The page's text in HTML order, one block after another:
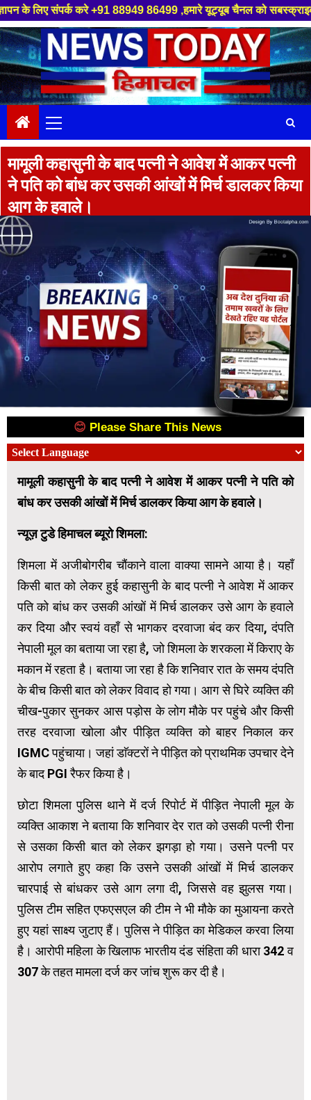
करे +91 88949 86499 ,हमारे यूट्यूब चैनल को सबस्क्राइब करें, साथ
Skip
to
content
Menu
मामूली कहासुनी के बाद पत्नी ने आवेश में आकर पत्नी
ने पति को बांध कर उसकी आंखों में मिर्च डालकर किया
आग के हवाले।
😊 Please Share This News
मामूली कहासुनी के बाद पत्नी ने आवेश में आकर पत्नी ने पति को
बांध कर उसकी आंखों में मिर्च डालकर किया आग के हवाले।
न्यूज़ टुडे हिमाचल ब्यूरो शिमला:
शिमला में अजीबोगरीब चौंकाने वाला वाक्या सामने आया है। यहाँ
किसी बात को लेकर हुई कहासुनी के बाद पत्नी ने आवेश में आकर
पति को बांध कर उसकी आंखों में मिर्च डालकर उसे आग के हवाले
कर दिया और स्वयं वहाँ से भागकर दरवाजा बंद कर दिया, दंपति
नेपाली मूल का बताया जा रहा है, जो शिमला के शरकला में किराए के
मकान में रहता है। बताया जा रहा है कि शनिवार रात के समय दंपति
के बीच किसी बात को लेकर विवाद हो गया। आग से घिरे व्यक्ति की
चीख-पुकार सुनकर आस पड़ोस के लोग मौके पर पहुंचे और किसी
तरह दरवाजा खोला और पीड़ित व्यक्ति को बाहर निकाल कर
IGMC पहुंचाया। जहां डाॅक्टरों ने पीड़ित को प्राथमिक उपचार देने
के बाद PGI रैफर किया है।
छोटा शिमला पुलिस थाने में दर्ज रिपोर्ट में पीड़ित नेपाली मूल के
व्यक्ति आकाश ने बताया कि शनिवार देर रात को उसकी पत्नी रीना
से उसका किसी बात को लेकर झगड़ा हो गया। उसने पत्नी पर
आरोप लगाते हुए कहा कि उसने उसकी आंखों में मिर्च डालकर
चारपाई से बांधकर उसे आग लगा दी, जिससे वह झुलस गया।
पुलिस टीम सहित एफएसएल की टीम ने भी मौके का मुआयना करते
हुए यहां साक्ष्य जुटाए हैं। पुलिस ने पीड़ित का मेडिकल करवा लिया
है। आरोपी महिला के खिलाफ भारतीय दंड संहिता की धारा 342 व
307 के तहत मामला दर्ज कर जांच शुरू कर दी है।